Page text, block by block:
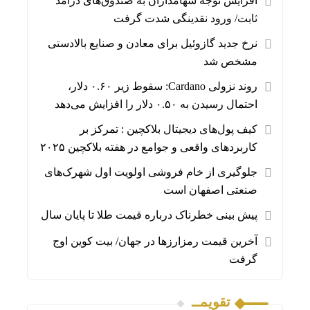
ثابت/ ورود نقدینگی شدت گرفت
نرخ جدید گازوئیل برای معادن و صنایع بالادستی
مشخص شد
روند نزولی Cardano: سقوط زیر ۰.۶۰ دلار،
احتمال رسیدن به ۰.۵۰ دلار را افزایش می‌دهد
کیف پول‌های دیجیتال بلاکچین : تمرکز بر
کاربردهای واقعی و جوامع در هفته بلاکچین ۲۰۲۵
جلوگیری از خام فروشی اولویت اول شهرک‌های
صنعتی اصفهان است
پیش بینی خطرناک درباره قیمت طلا تا پایان سال
آخرین قیمت رمزارزها در جهان/ بیت کوین اوج
گرفت
تقویمــ